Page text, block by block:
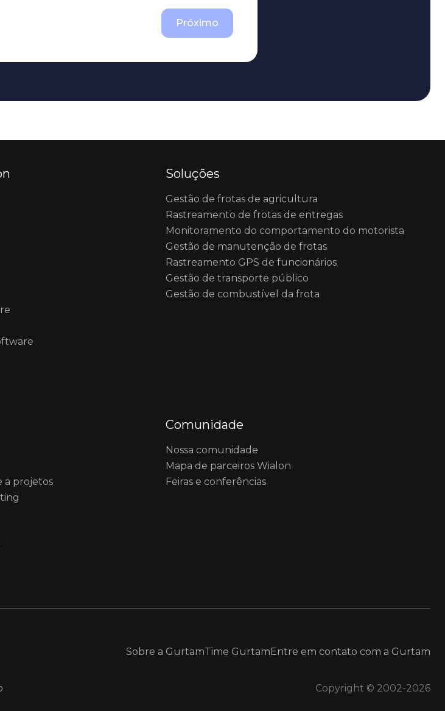
Próximo
Soluções
Gestão de frotas de agricultura
Rastreamento de frotas de entregas
Monitoramento do comportamento do motorista
Gestão de manutenção de frotas
Rastreamento GPS de funcionários
Gestão de transporte público
Gestão de combustível da frota
a projetos
Comunidade
Nossa comunidade
Mapa de parceiros Wialon
Feiras e conferências
Sobre a GurtamTime GurtamEntre em contato com a Gurtam
Copyright © 2002-2026